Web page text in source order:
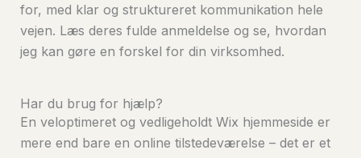
for, med klar og struktureret kommunikation hele
vejen. Læs deres fulde anmeldelse og se, hvordan
jeg kan gøre en forskel for din virksomhed.
Har du brug for hjælp?
En veloptimeret og vedligeholdt Wix hjemmeside er
mere end bare en online tilstedeværelse – det er et